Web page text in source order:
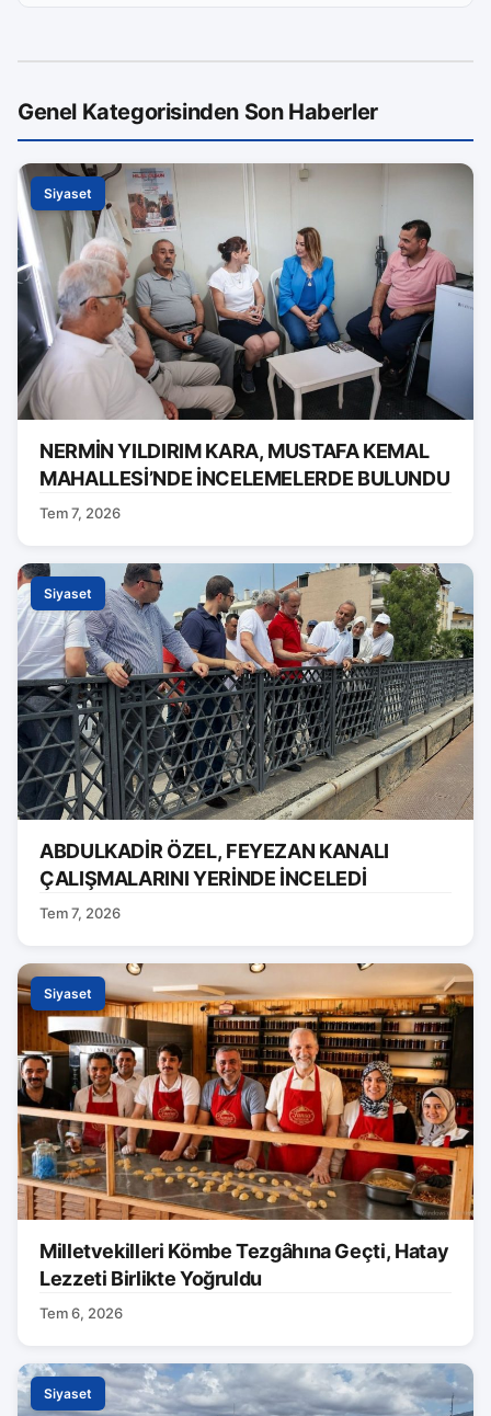
Genel Kategorisinden Son Haberler
Siyaset
NERMİN YILDIRIM KARA, MUSTAFA KEMAL
MAHALLESİ’NDE İNCELEMELERDE BULUNDU
Tem 7, 2026
Siyaset
ABDULKADİR ÖZEL, FEYEZAN KANALI
ÇALIŞMALARINI YERİNDE İNCELEDİ
Tem 7, 2026
Siyaset
Milletvekilleri Kömbe Tezgâhına Geçti, Hatay
Lezzeti Birlikte Yoğruldu
Tem 6, 2026
Siyaset